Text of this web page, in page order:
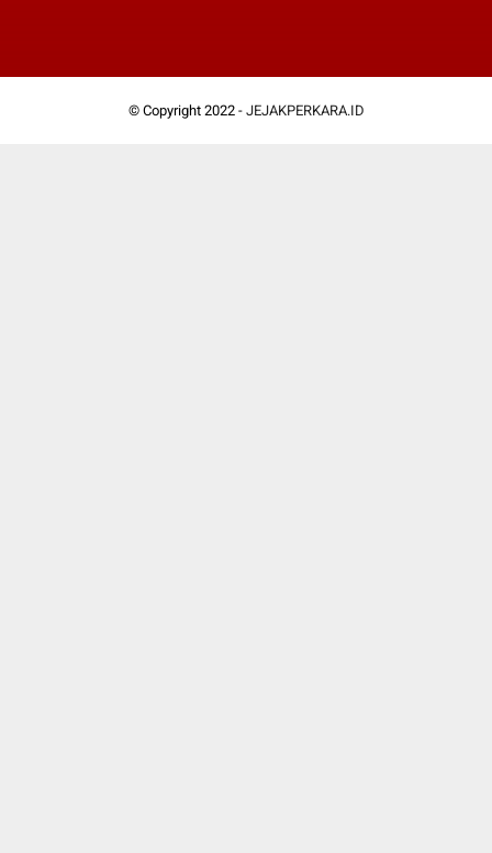
© Copyright 2022 - JEJAKPERKARA.ID